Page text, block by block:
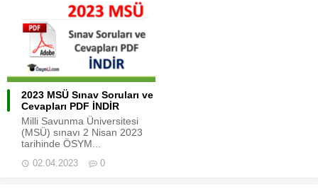
2023 MSÜ Sınav Soruları ve
Cevapları PDF İNDİR
Milli Savunma Üniversitesi
(MSÜ) sınavı 2 Nisan 2023
tarihinde ÖSYM...
02.04.2023 0